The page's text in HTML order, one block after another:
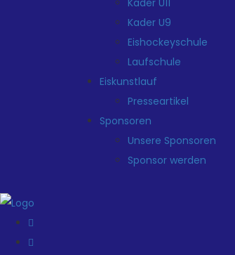
Kader U11
Kader U9
Eishockeyschule
Laufschule
Eiskunstlauf
Presseartikel
Sponsoren
Unsere Sponsoren
Sponsor werden